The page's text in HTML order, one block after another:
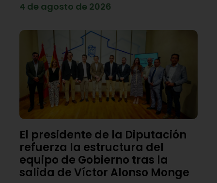
4 de agosto de 2026
El presidente de la Diputación
refuerza la estructura del
equipo de Gobierno tras la
salida de Víctor Alonso Monge